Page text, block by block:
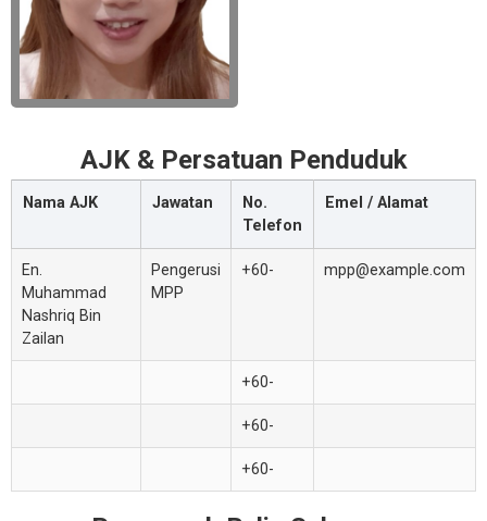
AJK & Persatuan Penduduk
Nama AJK Jawatan
No.
Telefon
Emel / Alamat
En.
Muhammad
Nashriq Bin
Zailan
Pengerusi
MPP
+60- mpp@example.com
+60-
+60-
+60-